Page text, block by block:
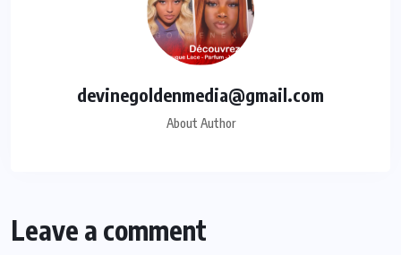
devinegoldenmedia@gmail.com
About Author
Leave a comment